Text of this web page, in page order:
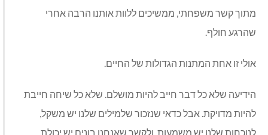
מתוך קשר משפחתי, ממשיכים ללוות אותנו הרבה אחרי
שהרגע חולף.
אולי זו אחת המתנות הגדולות של החיים.
הידיעה שלא כל דבר חייב להיות מושלם. שלא כל שיחה חייבת
להיות מדויקת. אבל כדאי שנזכור שלמילים שלנו יש משקל,
לנוכחות שלנו יש משמעות, ולקשר שאנחנו בונים יש יכולת